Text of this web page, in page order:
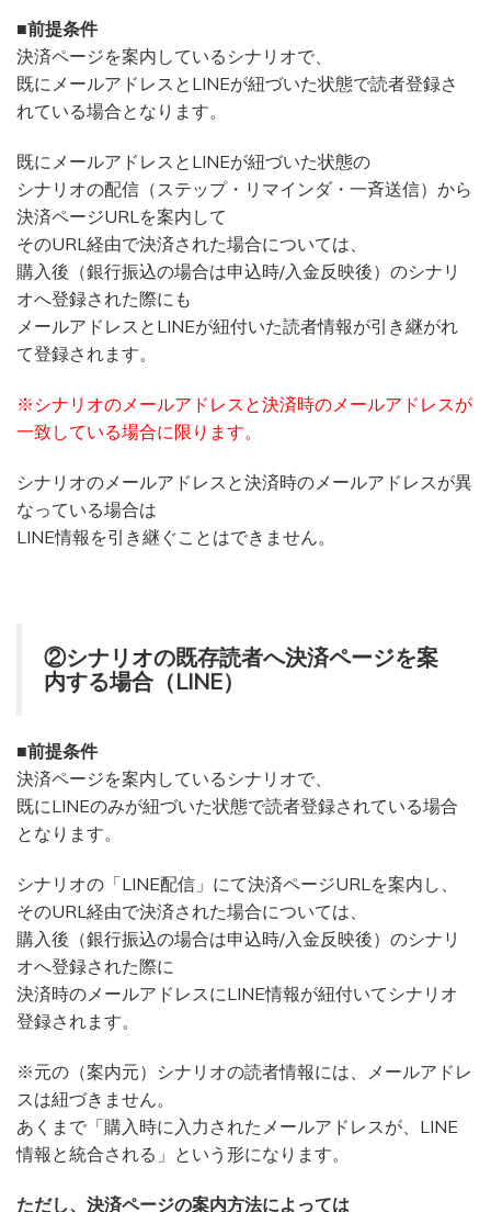
■前提条件
決済ページを案内しているシナリオで、
既にメールアドレスとLINEが紐づいた状態で読者登録さ
れている場合となります。
既にメールアドレスとLINEが紐づいた状態の
シナリオの配信（ステップ・リマインダ・一斉送信）から
決済ページURLを案内して
そのURL経由で決済された場合については、
購入後（銀行振込の場合は申込時/入金反映後）のシナリ
オへ登録された際にも
メールアドレスとLINEが紐付いた読者情報が引き継がれ
て登録されます。
※シナリオのメールアドレスと決済時のメールアドレスが
一致している場合に限ります。
シナリオのメールアドレスと決済時のメールアドレスが異
なっている場合は
LINE情報を引き継ぐことはできません。
②シナリオの既存読者へ決済ページを案
内する場合（LINE）
■前提条件
決済ページを案内しているシナリオで、
既にLINEのみが紐づいた状態で読者登録されている場合
となります。
シナリオの「LINE配信」にて決済ページURLを案内し、
そのURL経由で決済された場合については、
購入後（銀行振込の場合は申込時/入金反映後）のシナリ
オへ登録された際に
決済時のメールアドレスにLINE情報が紐付いてシナリオ
登録されます。
※元の（案内元）シナリオの読者情報には、メールアドレ
スは紐づきません。
あくまで「購入時に入力されたメールアドレスが、LINE
情報と統合される」という形になります。
ただし、決済ページの案内方法によっては